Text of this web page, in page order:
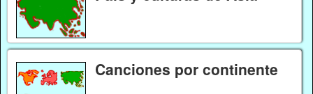
Canciones por continente